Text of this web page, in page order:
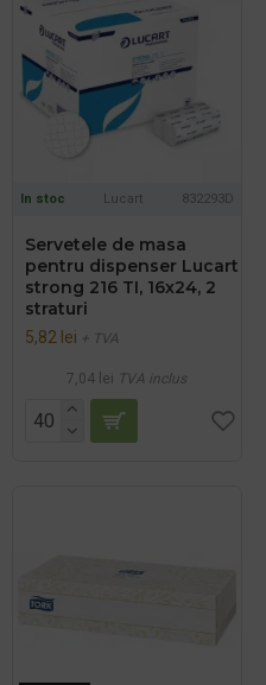
In stoc Lucart 832293D
Servetele de masa
pentru dispenser Lucart
strong 216 TI, 16x24, 2
straturi
5,82 lei + TVA
7,04 lei TVA inclus